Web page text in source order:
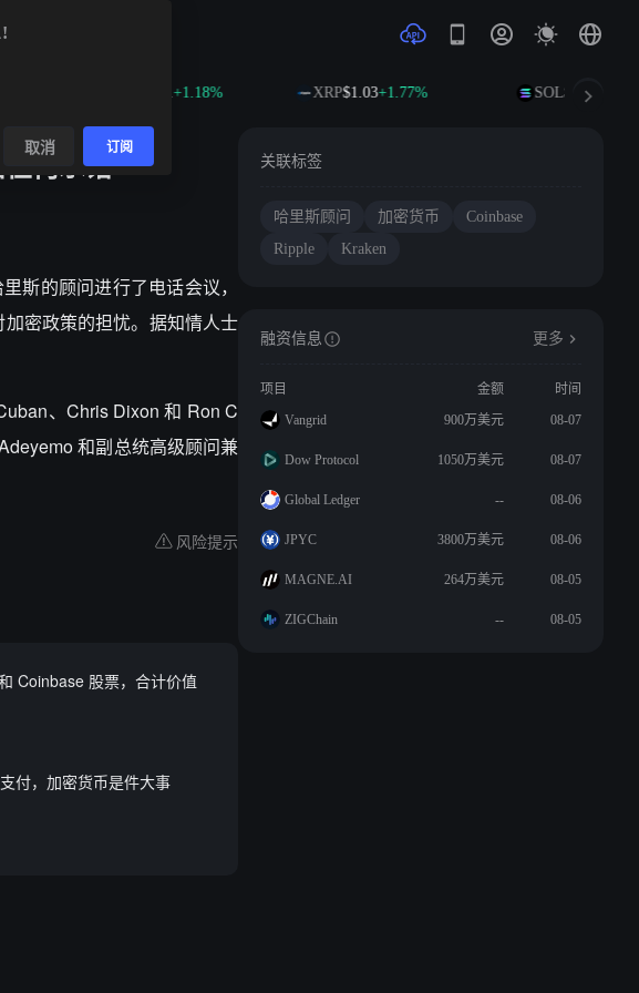
+1.18% XRP$1.03+1.77% SOL$74.67
何承诺
斯的顾问进行了电话会议，
密政策的担忧。据知情人士
、Chris Dixon 和 Ron C
和副总统高级顾问兼
风险提示
Coinbase 股票，合计价值
付，加密货币是件大事
关联标签
哈里斯顾问 加密货币
Coinbase
Ripple
Kraken
融资信息 更多
项目 金额
时间
Vangrid
900万美元 08-07
Dow Protocol 1050万美元 08-07
Global Ledger -- 08-06
JPYC 3800万美元 08-06
MAGNE.AI 264万美元 08-05
ZIGChain -- 08-05
取消 订阅